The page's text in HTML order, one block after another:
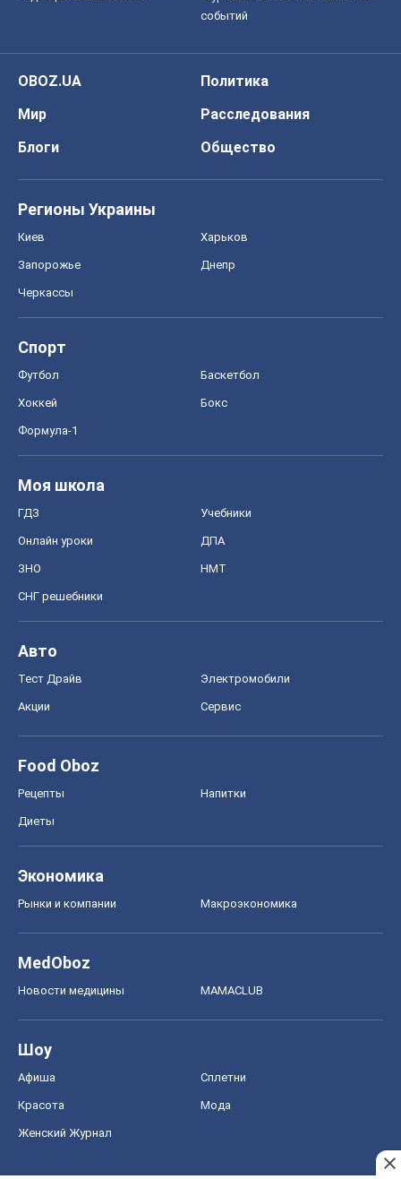
событий
OBOZ.UA
Политика
Мир
Расследования
Блоги
Общество
Регионы Украины
Киев Харьков
Запорожье Днепр
Черкассы
Спорт
Футбол Баскетбол
Хоккей Бокс
Формула-1
Моя школа
ГДЗ Учебники
Онлайн уроки ДПА
ЗНО НМТ
СНГ решебники
Авто
Тест Драйв Электромобили
Акции Сервис
Food Oboz
Рецепты Напитки
Диеты
Экономика
Рынки и компании Mакроэкономика
MedOboz
Новости медицины MAMACLUB
Шоу
Афиша Сплетни
Красота Мода
Женский Журнал